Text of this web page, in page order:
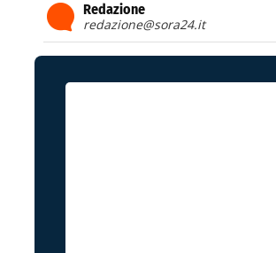
Redazione
redazione@sora24.it